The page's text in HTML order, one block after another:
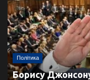
Політика
Борису